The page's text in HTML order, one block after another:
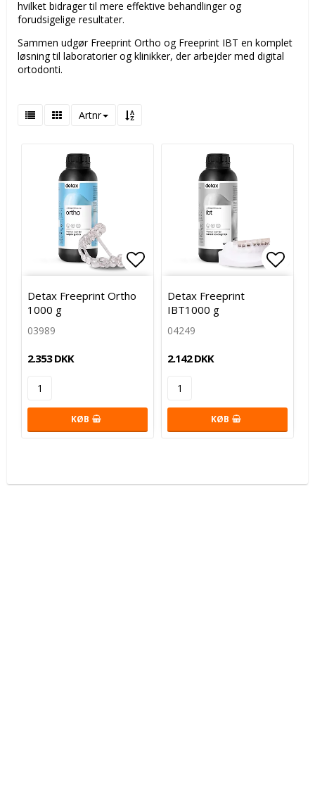
hvilket bidrager til mere effektive behandlinger og
forudsigelige resultater.
Sammen udgør Freeprint Ortho og Freeprint IBT en komplet
løsning til laboratorier og klinikker, der arbejder med digital
ortodonti.
Artnr
Add to list of favorites
Add to list of favorites
Detax Freeprint Ortho
1000 g
03989
2.353 DKK
KØB
Detax Freeprint
IBT1000 g
04249
2.142 DKK
KØB